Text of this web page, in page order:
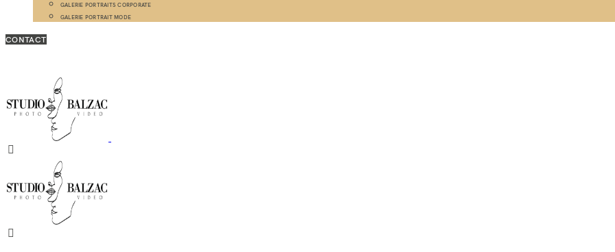
GALERIE PORTRAITS CORPORATE
GALERIE PORTRAIT MODE
CONTACT